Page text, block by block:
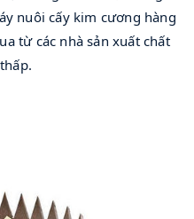
nuôi cấy kim cương hàng
từ các nhà sản xuất chất